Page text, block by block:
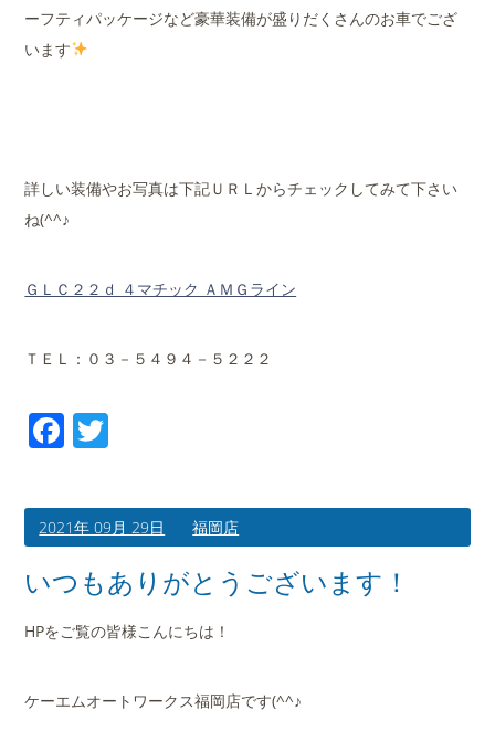
ーフティパッケージなど豪華装備が盛りだくさんのお車でござ
います
詳しい装備やお写真は下記ＵＲＬからチェックしてみて下さい
ね(^^♪
ＧＬＣ２２ｄ ４マチック ＡＭＧライン
ＴＥＬ：０３－５４９４－５２２２
Facebook
2021年 09月 29日 福岡店
いつもありがとうございます！
HPをご覧の皆様こんにちは！
ケーエムオートワークス福岡店です(^^♪